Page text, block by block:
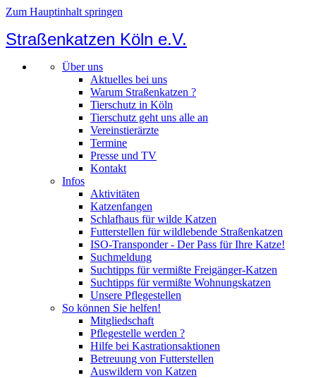
Zum Hauptinhalt springen
Straßenkatzen Köln e.V.
Über uns
Aktuelles bei uns
Warum Straßenkatzen ?
Tierschutz in Köln
Tierschutz geht uns alle an
Vereinstierärzte
Termine
Presse und TV
Kontakt
Infos
Aktivitäten
Katzenfangen
Schlafhaus für wilde Katzen
Futterstellen für wildlebende Straßenkatzen
ISO-Transponder - Der Pass für Ihre Katze!
Suchmeldung
Suchtipps für vermißte Freigänger-Katzen
Suchtipps für vermißte Wohnungskatzen
Unsere Pflegestellen
So können Sie helfen!
Mitgliedschaft
Pflegestelle werden ?
Hilfe bei Kastrationsaktionen
Betreuung von Futterstellen
Auswildern von Katzen